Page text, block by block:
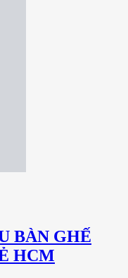
BÀN GHẾ
HCM